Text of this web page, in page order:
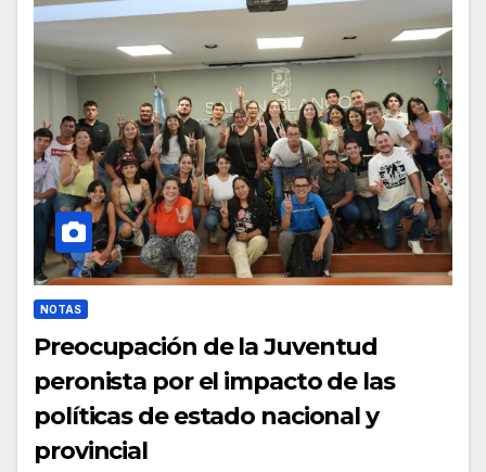
NOTAS
Preocupación de la Juventud
peronista por el impacto de las
políticas de estado nacional y
provincial